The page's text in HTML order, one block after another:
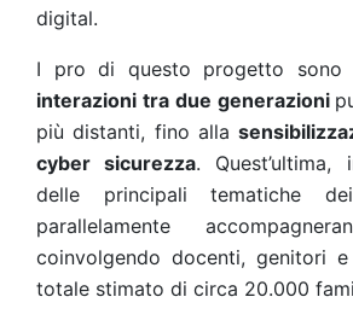
digital.
I pro di questo progetto sono
interazioni tra due generazioni
più distanti, fino alla
cyber sicurezza.
delle principali tematiche
parallelamente
coinvolgendo docenti, genitori
totale stimato di circa 20.000